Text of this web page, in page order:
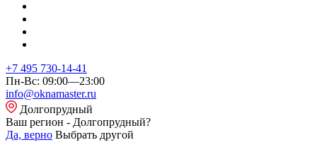
+7 495 730-14-41
Пн-Вс: 09:00—23:00
info@oknamaster.ru
Долгопрудный
Ваш регион - Долгопрудный?
Да, верно Выбрать другой